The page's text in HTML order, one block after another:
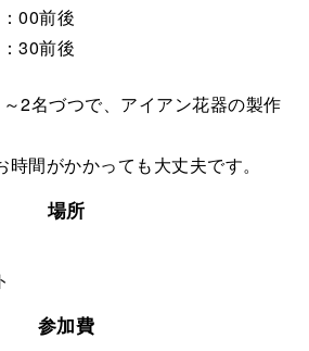
00前後
30前後
2名づつで、アイアン花器の製作
間がかかっても大丈夫です。
場所
参加費